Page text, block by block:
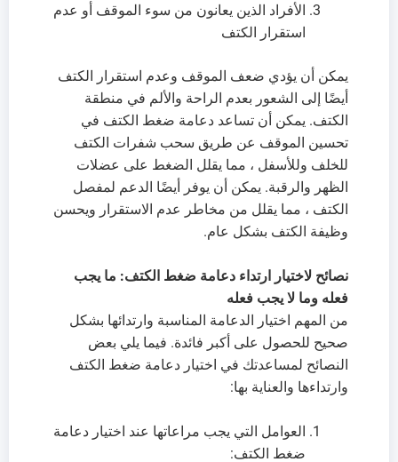
الأفراد الذين يعانون من سوء الموقف أو عدم
استقرار الكتف
يمكن أن يؤدي ضعف الموقف وعدم استقرار الكتف
أيضًا إلى الشعور بعدم الراحة والألم في منطقة
الكتف. يمكن أن تساعد دعامة ضغط الكتف في
تحسين الموقف عن طريق سحب شفرات الكتف
للخلف وللأسفل ، مما يقلل الضغط على عضلات
الظهر والرقبة. يمكن أن يوفر أيضًا الدعم لمفصل
الكتف ، مما يقلل من مخاطر عدم الاستقرار ويحسن
وظيفة الكتف بشكل عام.
نصائح لاختيار ارتداء دعامة ضغط الكتف: ما يجب
فعله وما لا يجب فعله
من المهم اختيار الدعامة المناسبة وارتدائها بشكل
صحيح للحصول على أكبر فائدة. فيما يلي بعض
النصائح لمساعدتك في اختيار دعامة ضغط الكتف
وارتداءها والعناية بها:
العوامل التي يجب مراعاتها عند اختيار دعامة
ضغط الكتف: